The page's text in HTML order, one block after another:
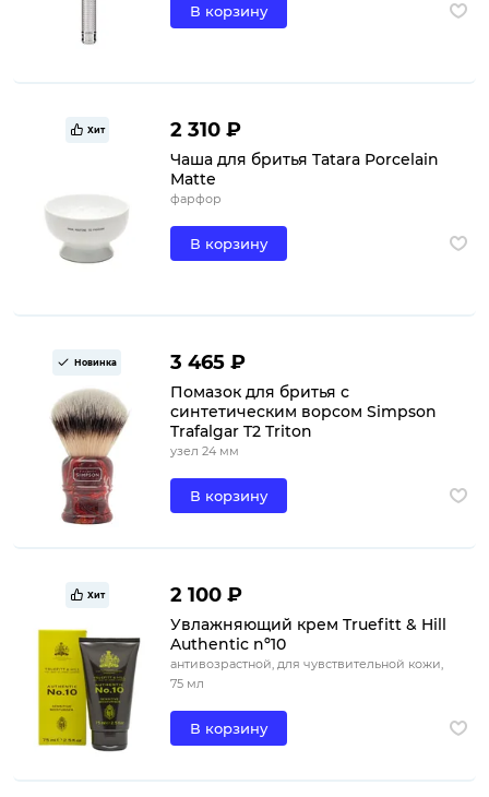
В корзину
Хит 2 310 ₽
Чаша для бритья Tatara Porcelain
Matte
фарфор
В корзину
Новинка 3 465 ₽
Помазок для бритья с
синтетическим ворсом Simpson
Trafalgar T2 Triton
узел 24 мм
В корзину
Хит 2 100 ₽
Увлажняющий крем Truefitt & Hill
Authentic nº10
антивозрастной, для чувствительной кожи,
75 мл
В корзину